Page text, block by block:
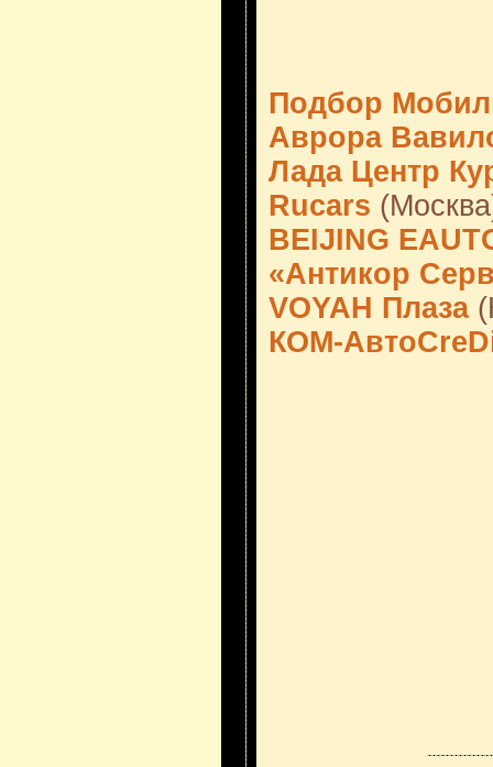
Подбор
Аврора
Лада Центр
Rucars
BEIJING
«Антикор
VOYAH Плаза
КОМ-